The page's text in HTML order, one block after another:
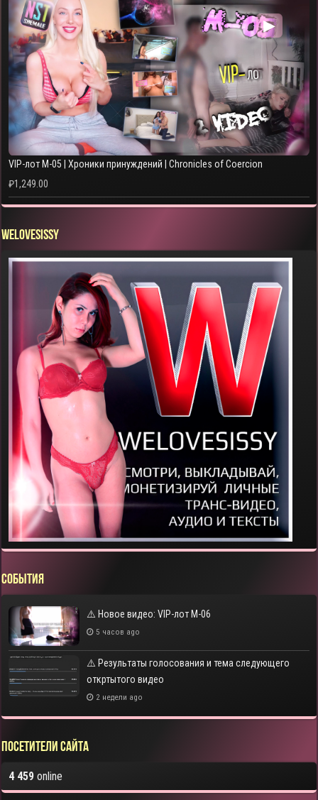
▶
VIP-лот M-05 | Хроники принуждений | Chronicles of Coercion
₽1,249.00
WELOVESISSY
СОБЫТИЯ
⚠️ Новое видео: VIP-лот M-06
5 часов ago
⚠️ Результаты голосования и тема следующего
откртытого видео
2 недели ago
Посетители сайта
4 459 online